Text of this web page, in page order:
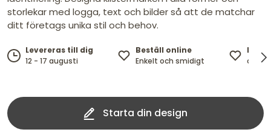
storlekar med logga, text och bilder så att de matchar
ditt företags unika stil och behov.
Levereras till dig
12 - 17 augusti
Beställ online
Enkelt och smidigt
och
Starta din design